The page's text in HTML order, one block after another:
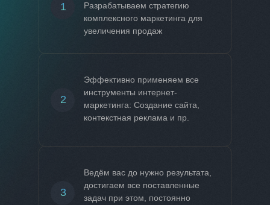
Разрабатываем стратегию
комплексного маркетинга для
увеличения продаж
Эффективно применяем все
инструменты интернет-
маркетинга: Создание сайта,
контекстная реклама и пр.
Ведём вас до нужно результата,
достигаем все поставленные
задач при этом, постоянно
1
2
3